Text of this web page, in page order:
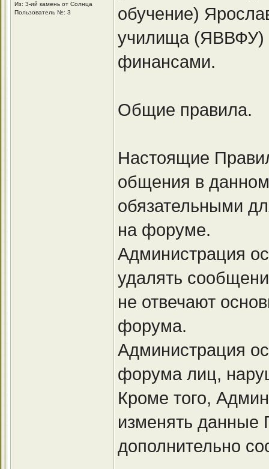
Из: 3-ий камень от Солнца
Пользователь №: 3
обучение)
училища (ЯВВФУ)
финансами.
Общие правила.
Настоящие
общения в
обязательными
на форуме.
Администрация
удалять
не отвечают
форума.
Администрация
форума лиц,
Кроме того,
изменять данные
дополнительно